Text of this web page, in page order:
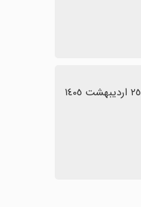
٢٥ اردیبهشت ١٤٠٥